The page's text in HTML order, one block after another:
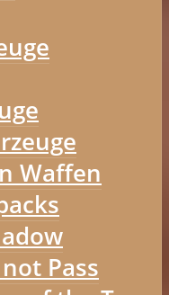
Waffen
Pass